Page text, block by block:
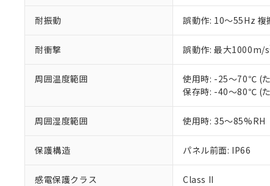
耐振動 誤動作: 10～55Hz
耐衝撃 誤動作: 最大1000m/s
周囲温度範囲
使用時: -25～70℃ (
保存時: -40～80℃ (
周囲湿度範囲 使用時: 35～85%RH
保護構造 パネル前面: IP66
感電保護クラス Class II
また、RoHS指令
混在することから
り割愛しておりま